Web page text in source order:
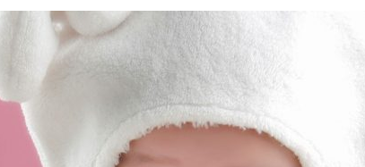
【时事金扫描】美军炸平“美国大使馆”美载人飞船重返月球
美破獲大規模禮品卡詐騙 贓款成中共軍費 国际新闻